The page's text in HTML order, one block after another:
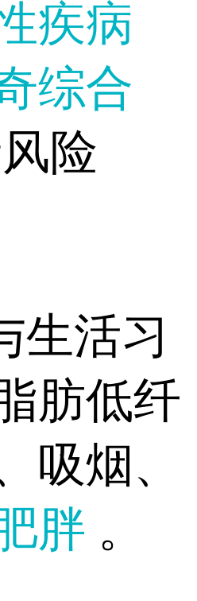
疾病
综合
险
生活习
肪低纤
吸烟、
胖 。